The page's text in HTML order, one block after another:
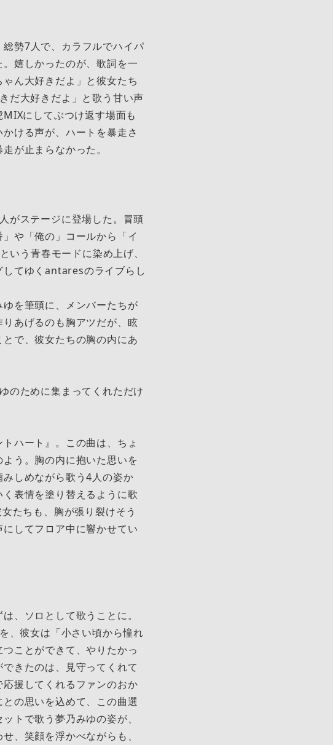
勢7人で、カラフルでハイパ
嬉しかったのが、歌詞を一
ん大好きだよ」と彼女たち
だ大好きだよ」と歌う甘い声
にしてぶつけ返す場面も
ける声が、ハートを暴走さ
が止まらなかった。
がステージに登場した。冒頭
や「俺の」コールから「イ
いう青春モードに染め上げ、
してゆくantaresのライブらし
を筆頭に、メンバーたちが
あげるのも胸アツだが、眩
で、彼女たちの胸の内にあ
のために集まってくれただけ
ハート』。この曲は、ちょ
う。胸の内に抱いた思いを
しめながら歌う4人の姿か
表情を塗り替えるように歌
たちも、胸が張り裂けそう
してフロア中に響かせてい
、ソロとして歌うことに。
、彼女は「小さい頃から憧れ
ことができて、やりたかっ
きたのは、見守ってくれて
援してくれるファンのおか
の思いを込めて、この曲選
トで歌う夢乃みゆの姿が、
、笑顔を浮かべながらも、